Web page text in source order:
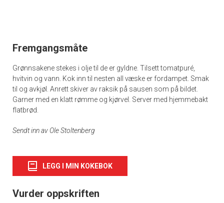
Fremgangsmåte
Grønnsakene stekes i olje til de er gyldne. Tilsett tomatpuré,
hvitvin og vann. Kok inn til nesten all væske er fordampet. Smak
til og avkjøl. Anrett skiver av raksik på sausen som på bildet.
Garner med en klatt rømme og kjørvel. Server med hjemmebakt
flatbrød.
Sendt inn av Ole Stoltenberg
LEGG I MIN KOKEBOK
Vurder oppskriften